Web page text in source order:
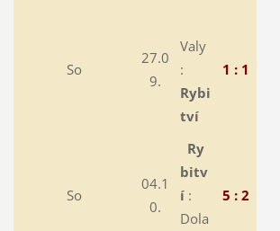
So
27.0
9.
Valy
:
Rybi
tví
1 : 1
So
04.1
0.
Ry
bitv
í :
Dola
5 : 2